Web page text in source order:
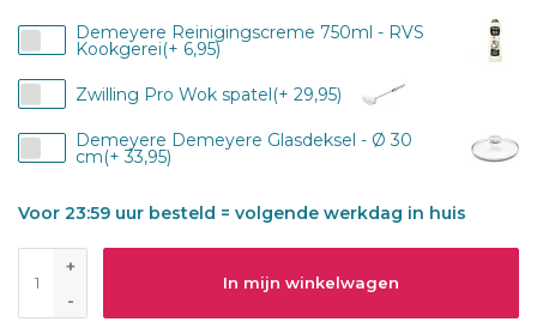
Demeyere Reinigingscreme 750ml - RVS
Kookgerei(+ 6,95)
Zwilling Pro Wok spatel(+ 29,95)
Demeyere Demeyere Glasdeksel - Ø 30
cm(+ 33,95)
Voor 23:59 uur besteld = volgende werkdag in huis
+
-
In mijn winkelwagen